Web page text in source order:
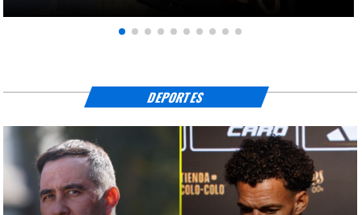
DEPORTES